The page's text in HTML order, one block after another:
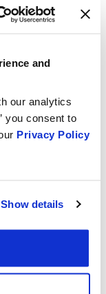
and
our analytics
you consent to
Privacy Policy
Show details